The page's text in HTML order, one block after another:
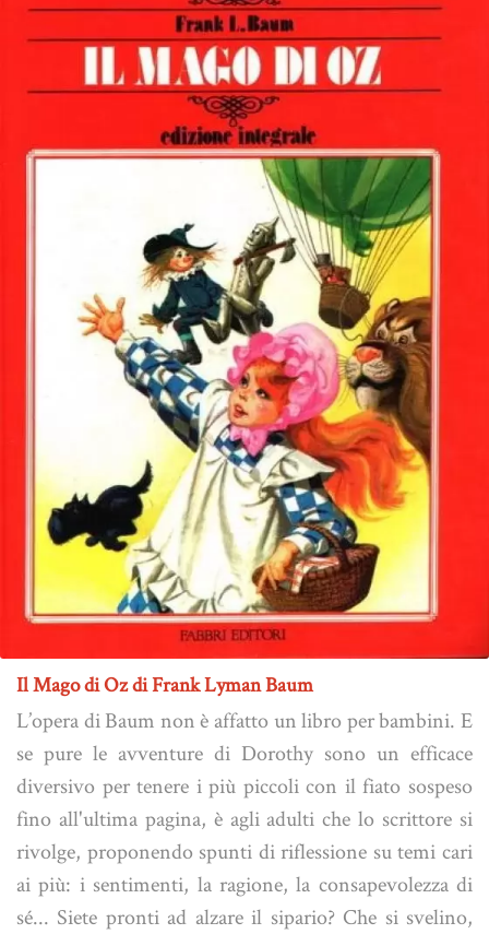
Il Mago di Oz di Frank Lyman Baum
L’opera di Baum non è affatto un libro per bambini. E
se pure le avventure di Dorothy sono un efficace
diversivo per tenere i più piccoli con il fiato sospeso
fino all'ultima pagina, è agli adulti che lo scrittore si
rivolge, proponendo spunti di riflessione su temi cari
ai più: i sentimenti, la ragione, la consapevolezza di
sé... Siete pronti ad alzare il sipario? Che si svelino,